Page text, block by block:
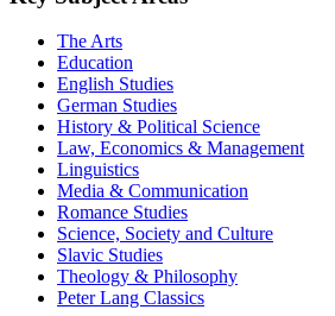
The Arts
Education
English Studies
German Studies
History & Political Science
Law, Economics & Management
Linguistics
Media & Communication
Romance Studies
Science, Society and Culture
Slavic Studies
Theology & Philosophy
Peter Lang Classics